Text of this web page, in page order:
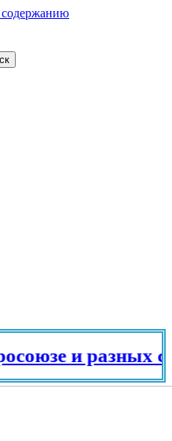
содержанию
и разных